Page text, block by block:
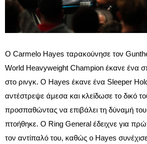
Ο Carmelo Hayes ταρακούνησε τον
World Heavyweight Champion έκανε ένα
στο ρινγκ. Ο Hayes έκανε ένα Sleeper
αντέστρεψε άμεσα και κλείδωσε το δικό
προσπαθώντας να επιβάλει τη δύναμή
πτοήθηκε. Ο Ring General έδειχνε για
τον αντίπαλό του, καθώς ο Hayes συνέχισε